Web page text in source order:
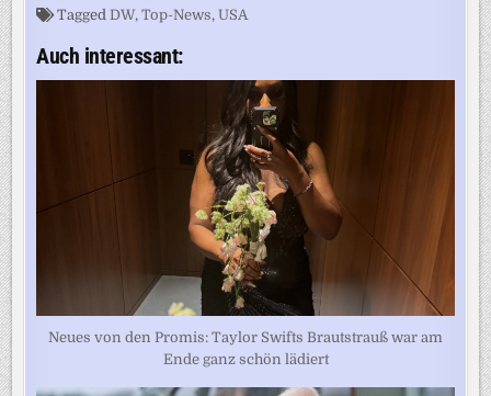
TaggedDW,Top-News,USA
Auch interessant:
Neues von den Promis: Taylor Swifts Brautstrauß war am
Ende ganz schön lädiert